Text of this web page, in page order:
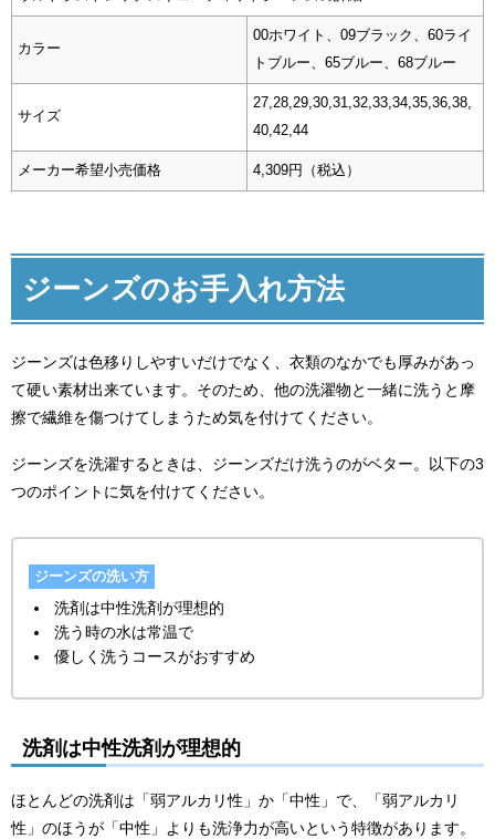
カラー
00ホワイト、09ブラック、60ライ
トブルー、65ブルー、68ブルー
サイズ
27,28,29,30,31,32,33,34,35,36,38,
40,42,44
メーカー希望小売価格 4,309円（税込）
ジーンズのお手入れ方法
ジーンズは色移りしやすいだけでなく、衣類のなかでも厚みがあっ
て硬い素材出来ています。そのため、他の洗濯物と一緒に洗うと摩
擦で繊維を傷つけてしまうため気を付けてください。
ジーンズを洗濯するときは、ジーンズだけ洗うのがベター。以下の3
つのポイントに気を付けてください。
ジーンズの洗い方
洗剤は中性洗剤が理想的
洗う時の水は常温で
優しく洗うコースがおすすめ
洗剤は中性洗剤が理想的
ほとんどの洗剤は「弱アルカリ性」か「中性」で、「弱アルカリ
性」のほうが「中性」よりも洗浄力が高いという特徴があります。